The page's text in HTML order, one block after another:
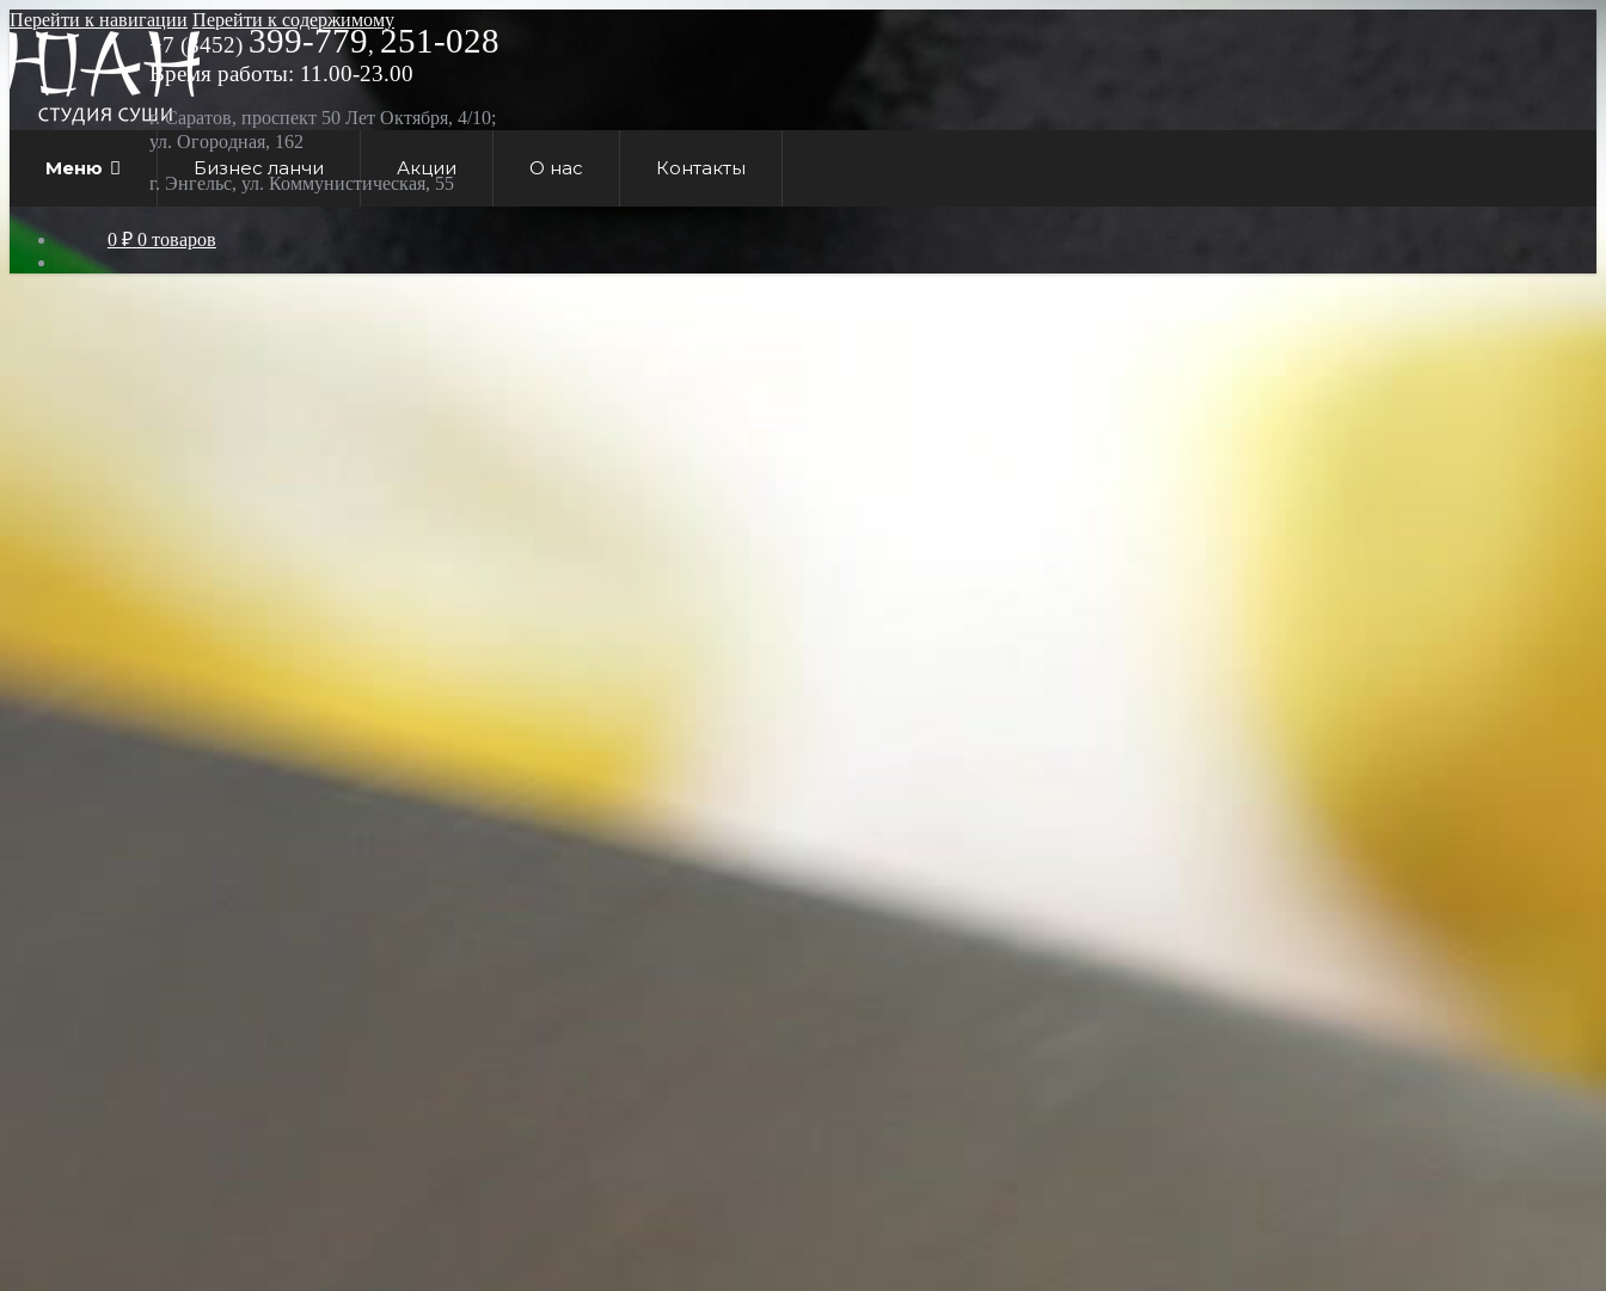
Перейти к навигации Перейти к содержимому
Меню Бизнес ланчи Акции О нас Контакты
0 ₽ 0 товаров
+7 (8452) 399-779, 251-028
Время работы: 11.00-23.00
г. Саратов, проспект 50 Лет Октября, 4/10;
ул. Огородная, 162
г. Энгельс, ул. Коммунистическая, 55